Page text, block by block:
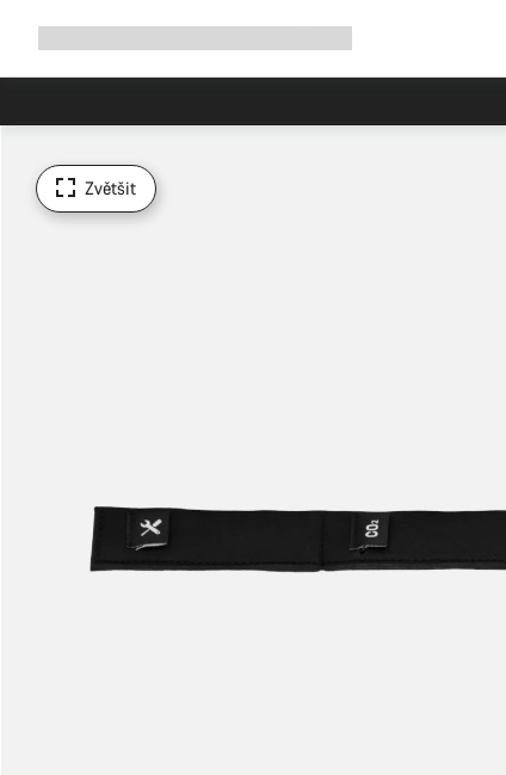
Zvětšit